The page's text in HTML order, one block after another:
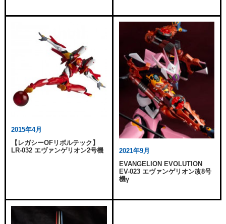
2015年4月
【レガシーOFリボルテック】
LR-032 エヴァンゲリオン2号機
2021年9月
EVANGELION EVOLUTION
EV-023 エヴァンゲリオン改8号
機γ